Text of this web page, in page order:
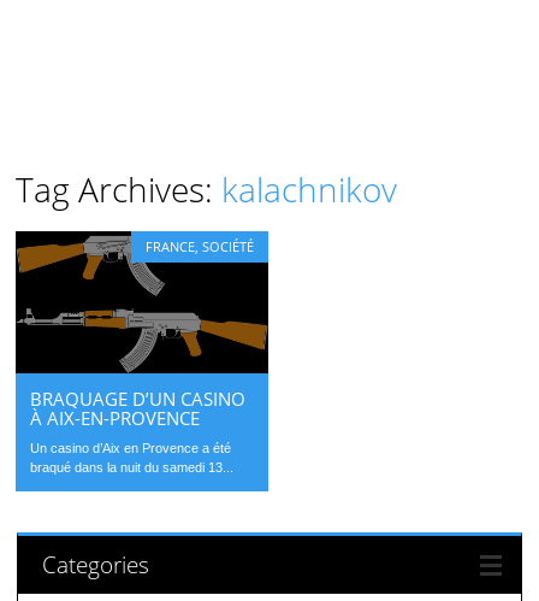
Tag Archives: kalachnikov
FRANCE ,SOCIÉTÉ
BRAQUAGE D’UN CASINO
À AIX-EN-PROVENCE
Un casino d’Aix en Provence a été
braqué dans la nuit du samedi 13...
Categories